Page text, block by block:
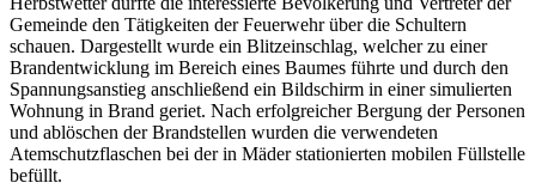
Gemeinde den Tätigkeiten der Feuerwehr über die Schultern
schauen. Dargestellt wurde ein Blitzeinschlag, welcher zu einer
Brandentwicklung im Bereich eines Baumes führte und durch den
Spannungsanstieg anschließend ein Bildschirm in einer simulierten
Wohnung in Brand geriet. Nach erfolgreicher Bergung der Personen
und ablöschen der Brandstellen wurden die verwendeten
Atemschutzflaschen bei der in Mäder stationierten mobilen Füllstelle
befüllt.